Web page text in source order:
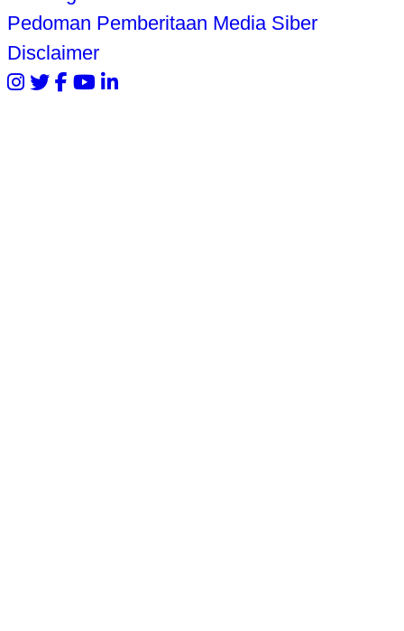
Pedoman Pemberitaan Media Siber
Disclaimer